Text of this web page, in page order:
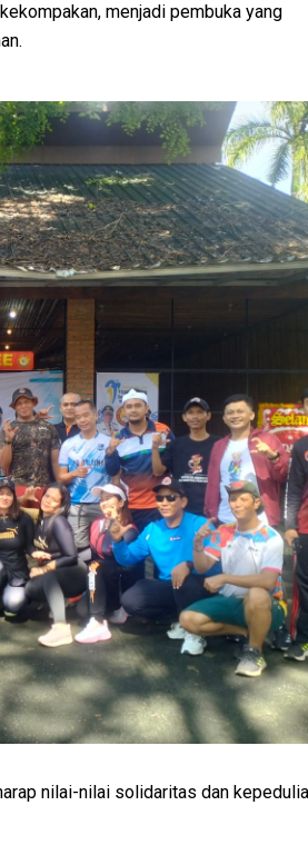
menjadi pembuka yang
nilai-nilai solidaritas dan